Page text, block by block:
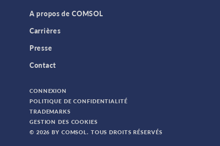
A propos de COMSOL
Carrières
Presse
Contact
CONNEXION
POLITIQUE DE CONFIDENTIALITÉ
TRADEMARKS
GESTION DES COOKIES
© 2026 BY COMSOL. TOUS DROITS RÉSERVÉS